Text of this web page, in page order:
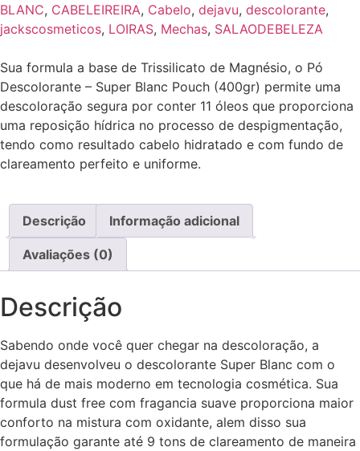
BLANC, CABELEIREIRA, Cabelo, dejavu, descolorante,
jackscosmeticos, LOIRAS, Mechas, SALAODEBELEZA
Sua formula a base de Trissilicato de Magnésio, o Pó
Descolorante – Super Blanc Pouch (400gr) permite uma
descoloração segura por conter 11 óleos que proporciona
uma reposição hídrica no processo de despigmentação,
tendo como resultado cabelo hidratado e com fundo de
clareamento perfeito e uniforme.
Descrição Informação adicional
Avaliações (0)
Descrição
Sabendo onde você quer chegar na descoloração, a
dejavu desenvolveu o descolorante Super Blanc com o
que há de mais moderno em tecnologia cosmética. Sua
formula dust free com fragancia suave proporciona maior
conforto na mistura com oxidante, alem disso sua
formulação garante até 9 tons de clareamento de maneira